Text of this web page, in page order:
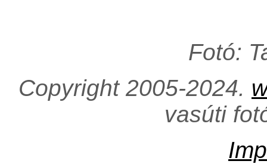
Fotó:
Copyright 2005-2024.
vasúti